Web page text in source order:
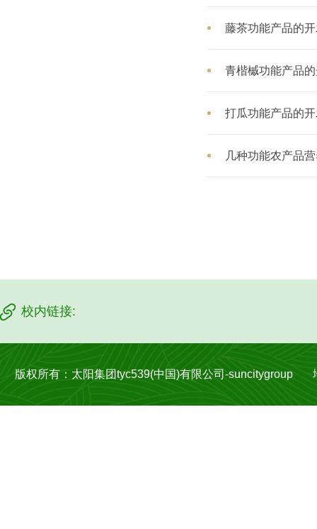
藤茶功能产品的
青楷槭功能产品
打瓜功能产品的
几种功能农产品
校内链接:
版权所有：太阳集团tyc539(中国)有限公司-